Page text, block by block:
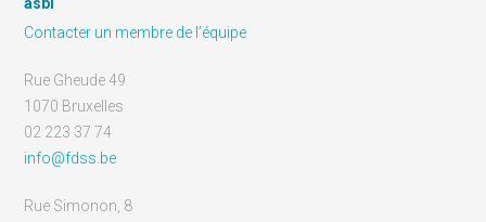
Contacter un membre de l’équipe
Rue Gheude 49
1070 Bruxelles
02 223 37 74
info@fdss.be
Rue Simonon, 8